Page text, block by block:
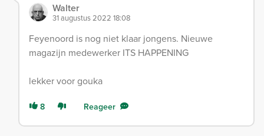
Walter
31 augustus 2022 18:08
Feyenoord is nog niet klaar jongens. Nieuwe
magazijn medewerker ITS HAPPENING
lekker voor gouka
8 Reageer